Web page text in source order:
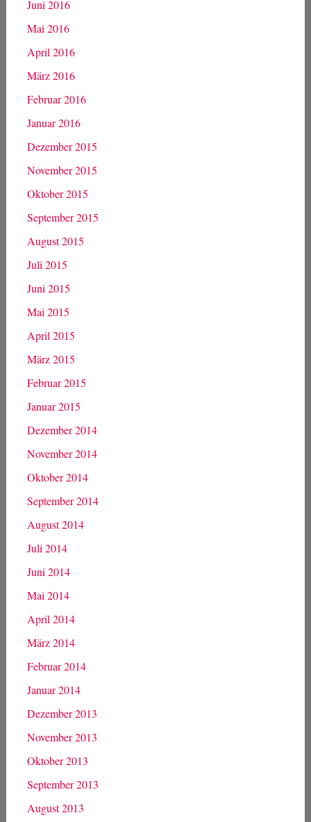
Januar 2017
Dezember 2016
November 2016
Oktober 2016
September 2016
August 2016
Juli 2016
Juni 2016
Mai 2016
April 2016
März 2016
Februar 2016
Januar 2016
Dezember 2015
November 2015
Oktober 2015
September 2015
August 2015
Juli 2015
Juni 2015
Mai 2015
April 2015
März 2015
Februar 2015
Januar 2015
Dezember 2014
November 2014
Oktober 2014
September 2014
August 2014
Juli 2014
Juni 2014
Mai 2014
April 2014
März 2014